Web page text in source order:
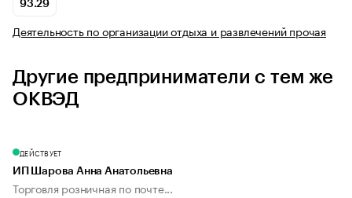
93.29
Деятельность по организации отдыха и развлечений прочая
Другие предприниматели с тем же
ОКВЭД
ДЕЙСТВУЕТ
ИП Шарова Анна Анатольевна
Торговля розничная по почте...